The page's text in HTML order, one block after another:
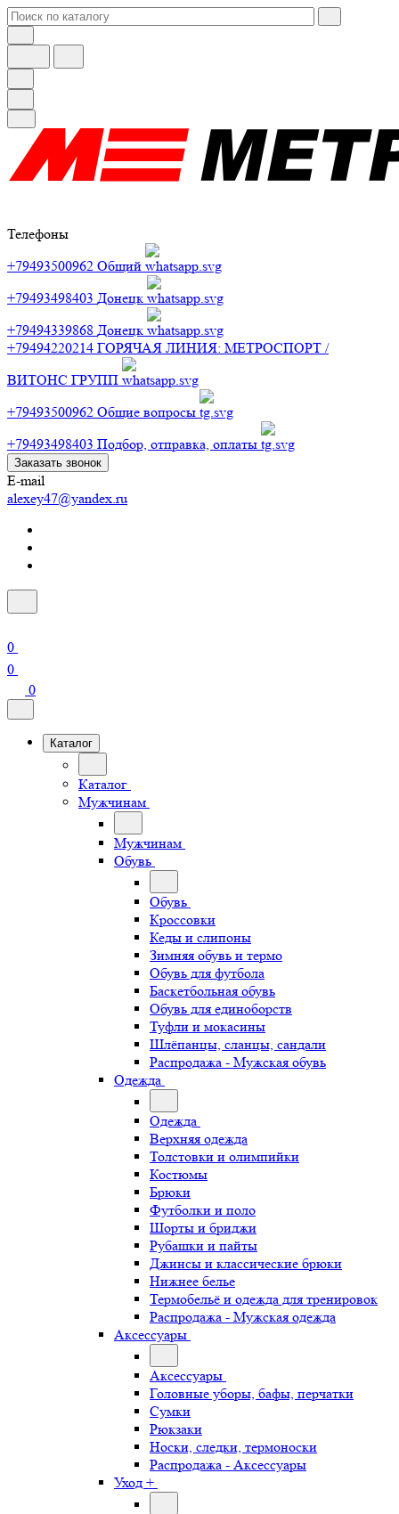
Телефоны
+79493500962 Общий
+79493498403 Донецк
+79494339868 Донецк
+79494220214 ГОРЯЧАЯ ЛИНИЯ: МЕТРОСПОРТ /
ВИТОНС ГРУПП
+79493500962 Общие вопросы
+79493498403 Подбор, отправка, оплаты
Заказать звонок
E-mail
alexey47@yandex.ru
0
0
0
Каталог
Каталог
Мужчинам
Мужчинам
Обувь
Обувь
Кроссовки
Кеды и слипоны
Зимняя обувь и термо
Обувь для футбола
Баскетбольная обувь
Обувь для единоборств
Туфли и мокасины
Шлёпанцы, сланцы, сандали
Распродажа - Мужская обувь
Одежда
Одежда
Верхняя одежда
Толстовки и олимпийки
Костюмы
Брюки
Футболки и поло
Шорты и бриджи
Рубашки и пайты
Джинсы и классические брюки
Нижнее белье
Термобельё и одежда для тренировок
Распродажа - Мужская одежда
Аксессуары
Аксессуары
Головные уборы, бафы, перчатки
Сумки
Рюкзаки
Носки, следки, термоноски
Распродажа - Аксессуары
Уход +